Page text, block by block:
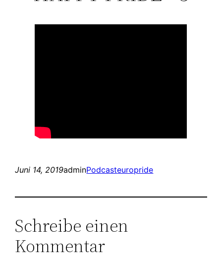
Juni 14, 2019adminPodcasteuropride
Schreibe einen
Kommentar